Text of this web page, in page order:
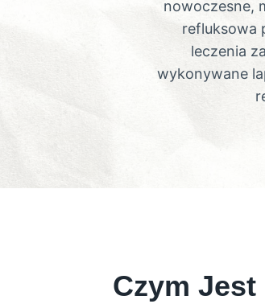
nowoczesne,
refluksowa
leczenia
wykonywane
Czym Jest